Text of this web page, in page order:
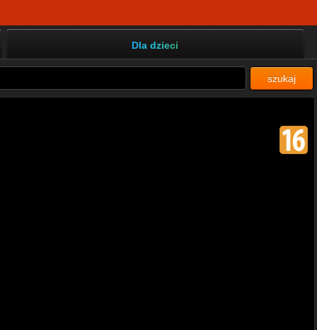
Dla dzieci
szukaj